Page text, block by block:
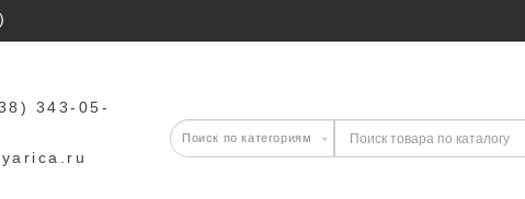
343-05-